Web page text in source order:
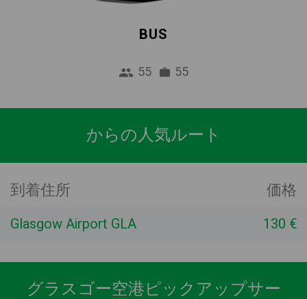
BUS
55 55
からの人気ルート
到着住所 価格
Glasgow Airport GLA 130 €
グラスゴー空港ピックアップサー